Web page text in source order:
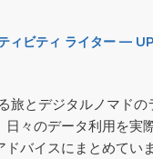
ィビティ ライター —
とデジタルノマドの
日々のデータ利用を
バイスにまとめていま